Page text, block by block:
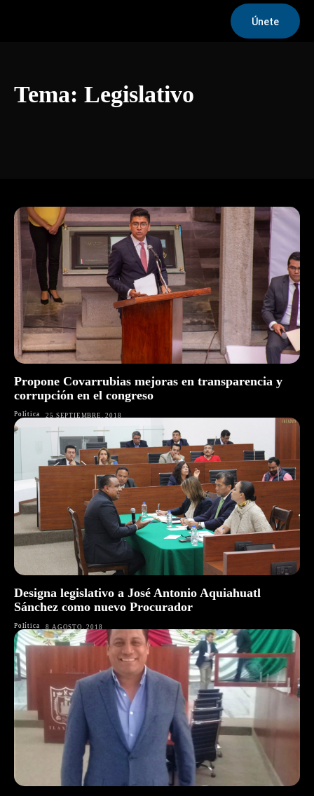
Únete
Tema: Legislativo
Propone Covarrubias mejoras en transparencia y
corrupción en el congreso
Política 25 SEPTIEMBRE, 2018
Designa legislativo a José Antonio Aquiahuatl
Sánchez como nuevo Procurador
Política 8 AGOSTO, 2018